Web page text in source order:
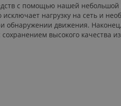
с помощью нашей
нагрузку на сеть и
обнаружении движения.
высокого качества